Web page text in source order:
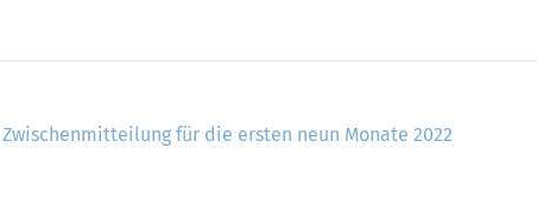
Zwischenmitteilung für die ersten neun Monate 2022